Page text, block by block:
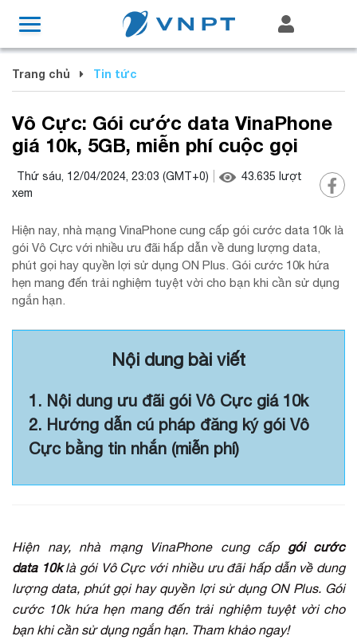
Trang chủ Tin tức
Vô Cực: Gói cước data VinaPhone
giá 10k, 5GB, miễn phí cuộc gọi
Thứ sáu, 12/04/2024, 23:03 (GMT+0) 43.635 lượt
xem
Hiện nay, nhà mạng VinaPhone cung cấp gói cước data 10k là
gói Vô Cực với nhiều ưu đãi hấp dẫn về dung lượng data,
phút gọi hay quyền lợi sử dụng ON Plus. Gói cước 10k hứa
hẹn mang đến trải nghiệm tuyệt vời cho bạn khi cần sử dụng
ngắn hạn.
Nội dung bài viết
1. Nội dung ưu đãi gói Vô Cực giá 10k
2. Hướng dẫn cú pháp đăng ký gói Vô
Cực bằng tin nhắn (miễn phí)
Hiện nay, nhà mạng VinaPhone cung cấp gói cước
data 10klà gói Vô Cực với nhiều ưu đãi hấp dẫn về dung
lượng data, phút gọi hay quyền lợi sử dụng ON Plus. Gói
cước 10k hứa hẹn mang đến trải nghiệm tuyệt vời cho
bạn khi cần sử dụng ngắn hạn. Tham khảo ngay!